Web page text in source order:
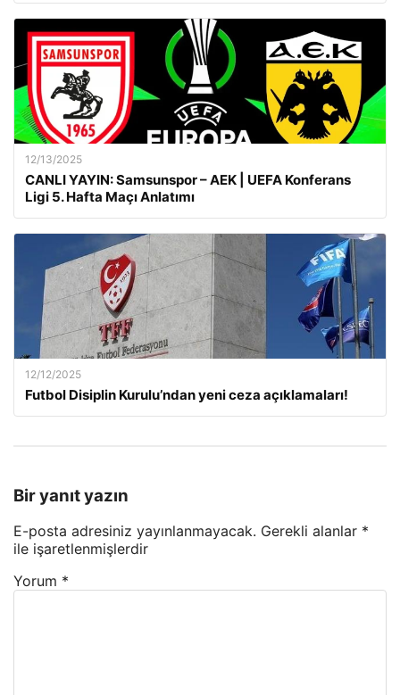
12/13/2025
CANLI YAYIN: Samsunspor – AEK | UEFA Konferans
Ligi 5. Hafta Maçı Anlatımı
12/12/2025
Futbol Disiplin Kurulu’ndan yeni ceza açıklamaları!
Bir yanıt yazın
E-posta adresiniz yayınlanmayacak. Gerekli alanlar *
ile işaretlenmişlerdir
Yorum *